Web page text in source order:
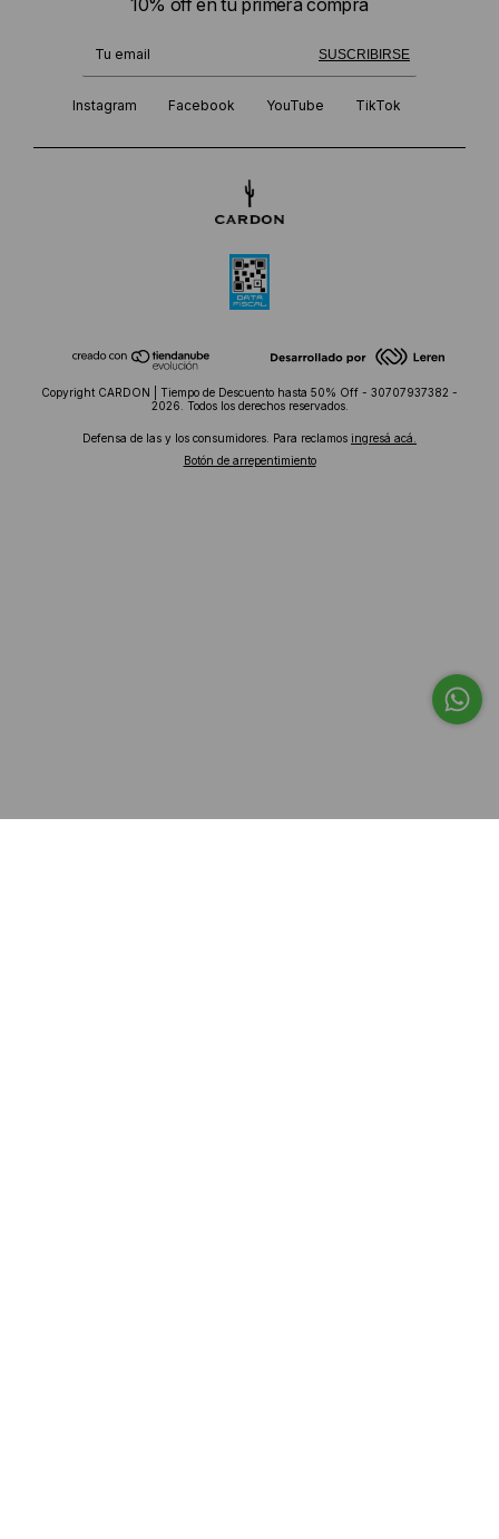
SUSCRIBIRSE
¡Te suscribiste exitosamente!
Instagram Facebook YouTube TikTok
Copyright CARDON | Tiempo de Descuento hasta 50% Off - 30707937382 -
2026. Todos los derechos reservados.
Defensa de las y los consumidores. Para reclamos ingresá acá.
Botón de arrepentimiento